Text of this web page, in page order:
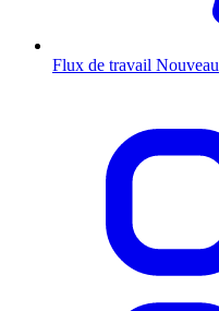
Flux de travail Nouveau